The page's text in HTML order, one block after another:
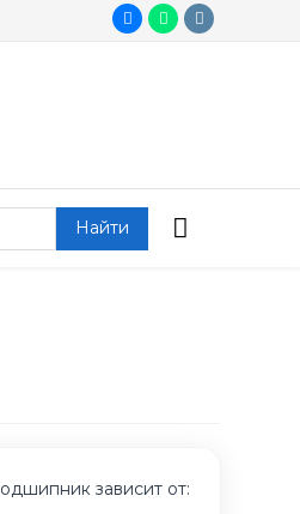
Найти
зависит от: